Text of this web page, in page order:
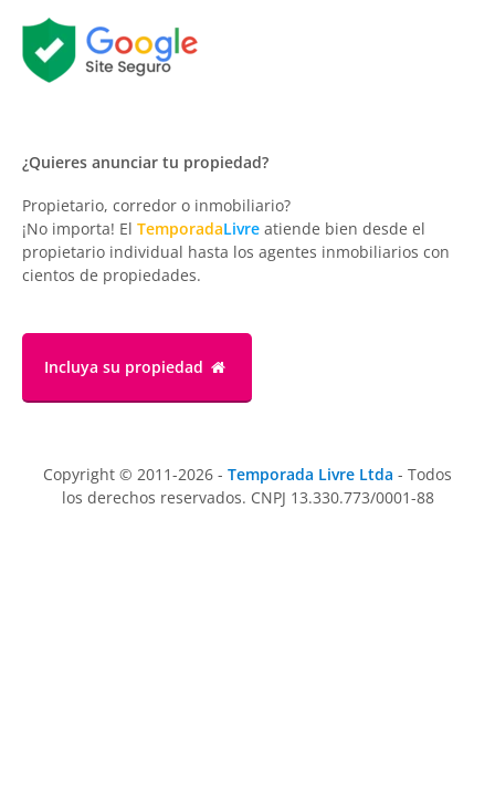
¿Quieres anunciar tu propiedad?
Propietario, corredor o inmobiliario?
¡No importa! El TemporadaLivre atiende bien desde el
propietario individual hasta los agentes inmobiliarios con
cientos de propiedades.
Incluya su propiedad
Copyright © 2011-2026 - Temporada Livre Ltda - Todos
los derechos reservados. CNPJ 13.330.773/0001-88